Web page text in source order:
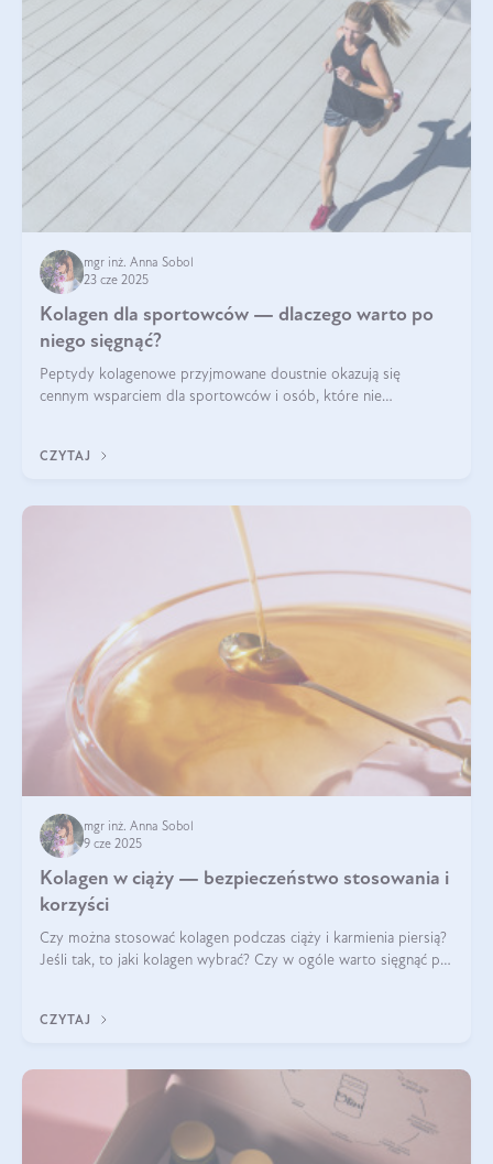
mgr inż. Anna Sobol
23 cze 2025
Kolagen dla sportowców — dlaczego warto po
niego sięgnąć?
Peptydy kolagenowe przyjmowane doustnie okazują się
cennym wsparciem dla sportowców i osób, które nie
CZYTAJ
mgr inż. Anna Sobol
9 cze 2025
Kolagen w ciąży — bezpieczeństwo stosowania i
korzyści
Czy można stosować kolagen podczas ciąży i karmienia piersią?
Jeśli tak, to jaki kolagen wybrać? Czy w ogóle warto sięgnąć po
CZYTAJ